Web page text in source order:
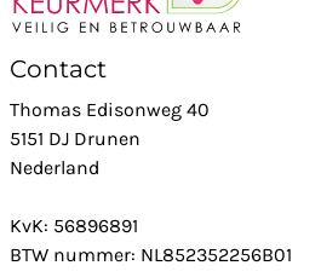
Contact
Thomas Edisonweg 40
5151 DJ Drunen
Nederland
KvK: 56896891
BTW nummer: NL852352256B01